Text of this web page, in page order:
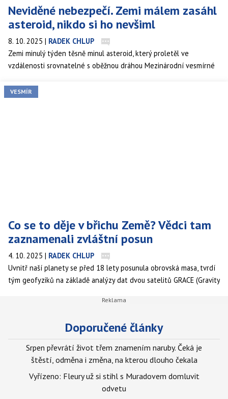
Neviděné nebezpečí. Zemi málem zasáhl
asteroid, nikdo si ho nevšiml
8. 10. 2025 | RADEK CHLUP
Zemi minulý týden těsně minul asteroid, který proletěl ve
vzdálenosti srovnatelné s oběžnou dráhou Mezinárodní vesmírné
druhu v historii.
VESMÍR
Co se to děje v břichu Země? Vědci tam
zaznamenali zvláštní posun
4. 10. 2025 | RADEK CHLUP
Uvnitř naší planety se před 18 lety posunula obrovská masa, tvrdí
tým geofyziků na základě analýzy dat dvou satelitů GRACE (Gravity
Doporučené články
Srpen převrátí život třem znamením naruby. Čeká je
štěstí, odměna i změna, na kterou dlouho čekala
Vyřízeno: Fleury už si stihl s Muradovem domluvit
odvetu